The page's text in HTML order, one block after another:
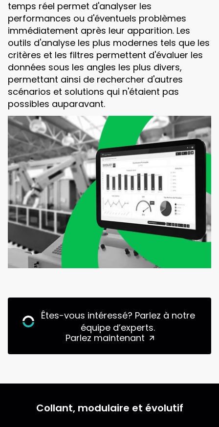
temps réel permet d'analyser les
performances ou d'éventuels problèmes
immédiatement après leur apparition. Les
outils d'analyse les plus modernes tels que les
critères et les filtres permettent d'évaluer les
données sous les angles les plus divers,
permettant ainsi de rechercher d'autres
scénarios et solutions qui n'étaient pas
possibles auparavant.
Êtes-vous intéressé? Parlez à notre
équipe d’experts.
Parlez maintenant
Collant, modulaire et évolutif